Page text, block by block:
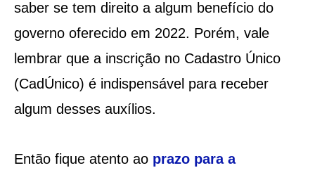
saber se tem direito a algum benefício do
governo oferecido em 2022. Porém, vale
lembrar que a inscrição no Cadastro Único
(CadÚnico) é indispensável para receber
algum desses auxílios.
Então fique atento ao prazo para a